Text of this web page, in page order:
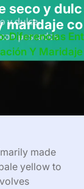
seco y dulc
maridaje co
Diferencias Ent
Y Maridaje
made
yellow to